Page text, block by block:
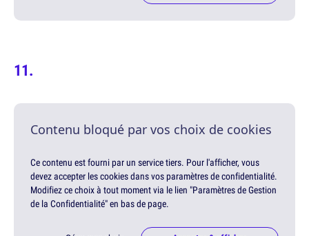
Contenu bloqué par vos choix de cookies
Ce contenu est fourni par un service tiers. Pour l'afficher, vous
devez accepter les cookies dans vos paramètres de confidentialité.
Modifiez ce choix à tout moment via le lien "Paramètres de Gestion
de la Confidentialité" en bas de page.